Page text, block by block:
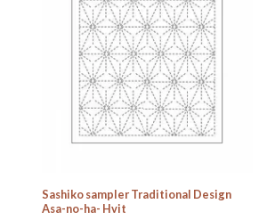
Sashiko sampler Traditional Design
Asa-no-ha- Hvit